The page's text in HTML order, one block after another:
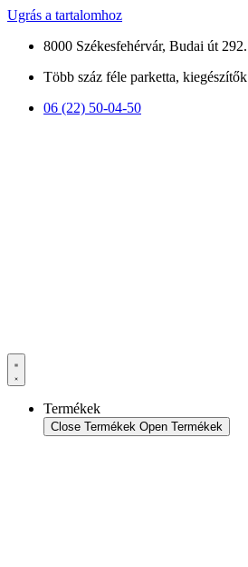
Ugrás a tartalomhoz
8000 Székesfehérvár, Budai út 292.
Több száz féle parketta, kiegészítők
06 (22) 50-04-50
Termékek
Close Termékek Open Termékek